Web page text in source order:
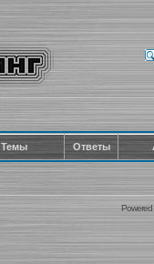
Темы Ответы